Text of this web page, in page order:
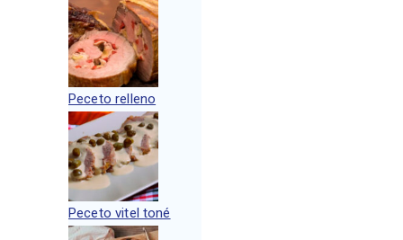
Peceto relleno
Peceto vitel toné